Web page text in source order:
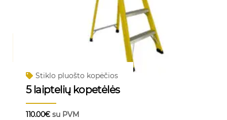
Stiklo pluošto kopėčios
5 laiptelių kopetėlės
110.00€ su PVM